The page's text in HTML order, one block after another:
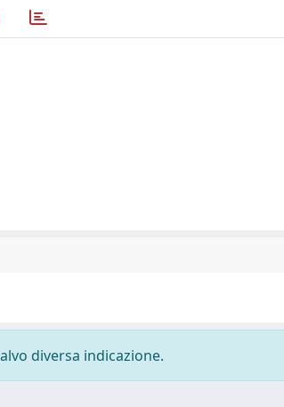
diversa indicazione.